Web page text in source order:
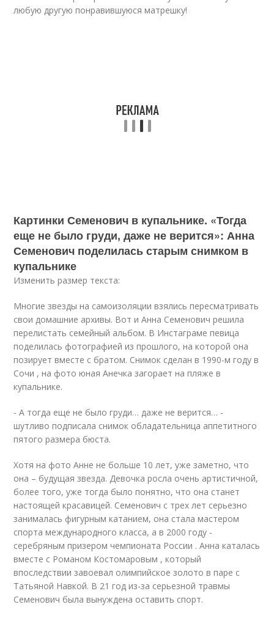
любую другую понравившуюся матрешку!
Картинки Семенович в купальнике. «Тогда
еще не было груди, даже не верится»: Анна
Семенович поделилась старым снимком в
купальнике
Изменить размер текста:
Многие звезды на самоизоляции взялись пересматривать
свои домашние архивы. Вот и Анна Семенович решила
перелистать семейный альбом. В Инстаграме певица
поделилась фотографией из прошлого, на которой она
позирует вместе с братом. Снимок сделан в 1990-м году в
Сочи , на фото юная Анечка загорает на пляже в
купальнике.
- А тогда еще не было груди… даже не верится… -
шутливо подписала снимок обладательница аппетитного
пятого размера бюста.
Хотя на фото Анне не больше 10 лет, уже заметно, что
она – будущая звезда. Девочка росла очень артистичной,
более того, уже тогда было понятно, что она станет
настоящей красавицей. Семенович с трех лет серьезно
занималась фигурным катанием, она стала мастером
спорта международного класса, а в 2000 году -
серебряным призером чемпионата России . Анна каталась
вместе с Романом Костомаровым , который
впоследствии завоевал олимпийское золото в паре с
Татьяной Навкой. В 21 год из-за серьезной травмы
Семенович была вынуждена оставить спорт.